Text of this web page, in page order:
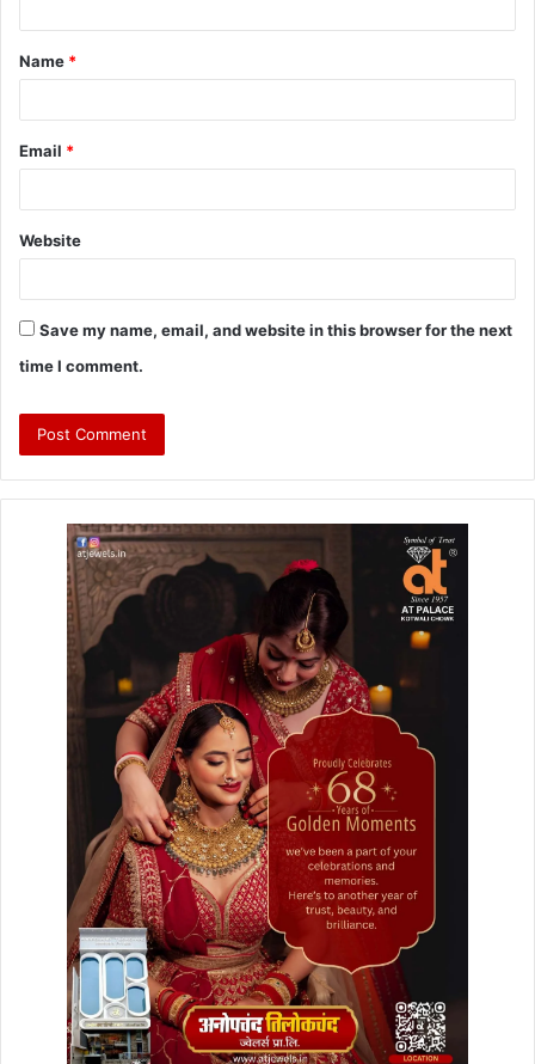
Name *
Email *
Website
Save my name, email, and website in this browser for the next
time I comment.